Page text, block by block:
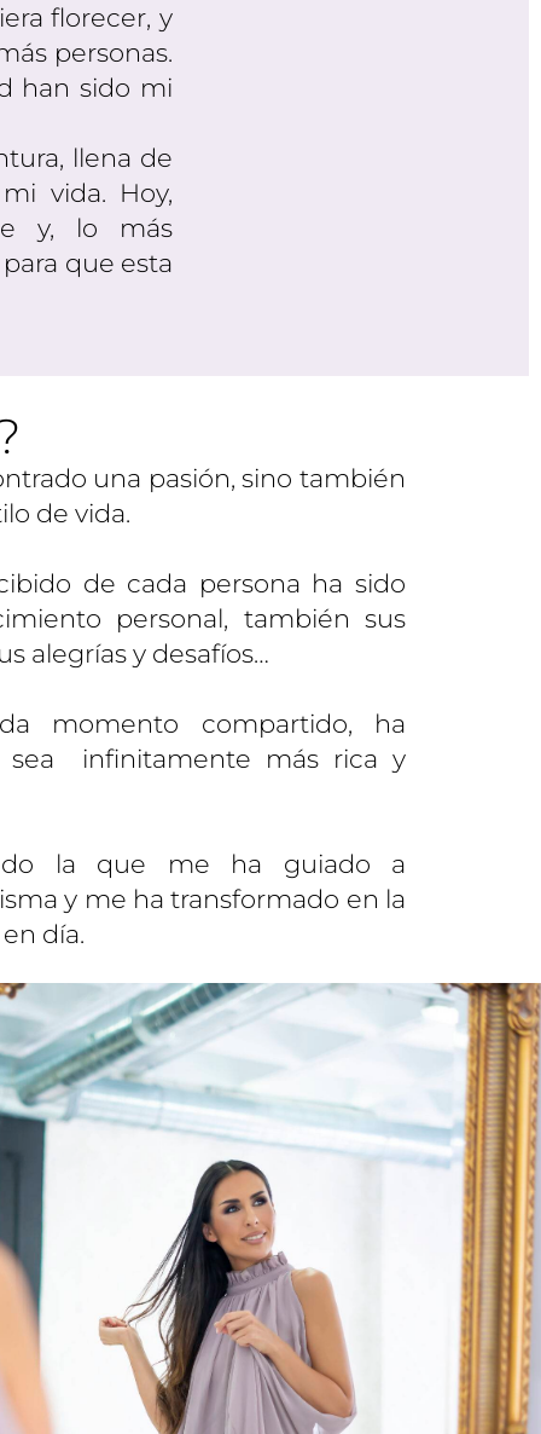
florecer, y
personas.
han sido mi
llena de
vida. Hoy,
y, lo más
que esta
una pasión, sino también
de vida.
de cada persona ha sido
personal, también sus
alegrías y desafíos…
momento compartido, ha
infinitamente más rica y
la que me ha guiado a
y me ha transformado en la
día.